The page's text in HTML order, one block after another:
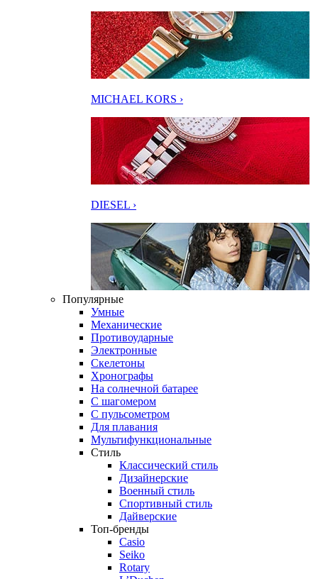
MICHAEL KORS ›
DIESEL ›
Популярные
Умные
Механические
Противоударные
Электронные
Скелетоны
Хронографы
На солнечной батарее
С шагомером
С пульсометром
Для плавания
Мультифункциональные
Стиль
Классический стиль
Дизайнерские
Военный стиль
Спортивный стиль
Дайверские
Топ-бренды
Casio
Seiko
Rotary